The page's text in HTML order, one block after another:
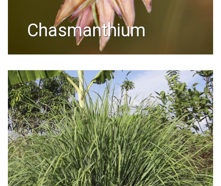
chasmanthium